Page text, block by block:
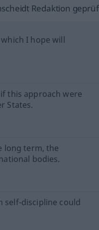
Redaktion
I hope will
this approach were
States.
long term, the
bodies.
self-discipline could